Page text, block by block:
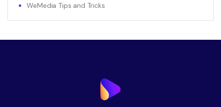
WeMedia Tips and Tricks